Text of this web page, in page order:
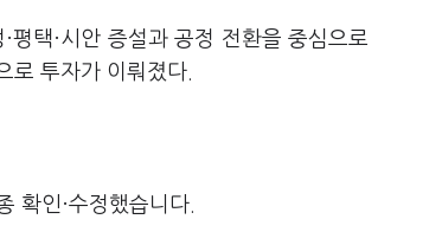
택·시안 증설과 공정 전환을 중심으로
로 투자가 이뤄졌다.
확인·수정했습니다.